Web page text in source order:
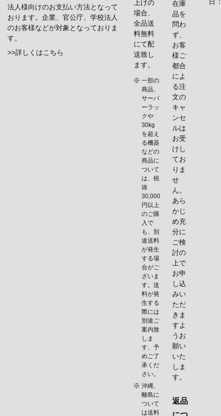
法人様向けのお支払い方法となって
おります。企業、官公庁、学校法人
のお客様などが対象となっておりま
す。
>>詳しくはこちら
上げの
場合、
全品送
料無料
にて配
送致し
ます。
一部の
商品、
サーバ
ーラッ
クや
30kg
を超え
る機器
などの
商品に
ついて
は、税
抜
30,000
円以上
のご購
入で
も、別
途送料
が発生
する場
合がご
ざいま
す。送
料が発
生する
際には
別途ご
案内致
しま
す、予
めご了
承くだ
さい。
沖縄、
離島に
ついて
は送料
在庫
品を
問わ
ず、
お客
様ご
都合
によ
る注
文の
キャ
ンセ
ルは
お受
けし
てお
りま
せ
ん。
あら
かじ
め充
分に
ご検
討の
上で
お申
し込
みい
ただ
きま
すよ
うお
願い
いた
しま
す。
返品
日